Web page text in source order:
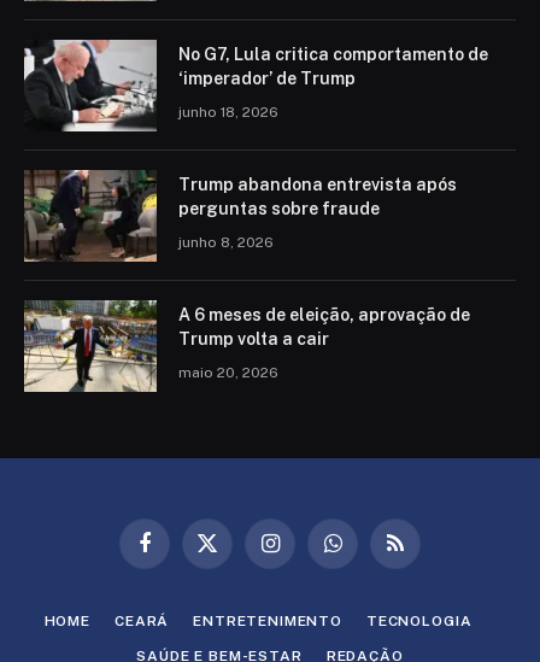
No G7, Lula critica comportamento de
‘imperador’ de Trump
junho 18, 2026
Trump abandona entrevista após
perguntas sobre fraude
junho 8, 2026
A 6 meses de eleição, aprovação de
Trump volta a cair
maio 20, 2026
Facebook
X
InstagramWhatsAppRSS
HOME CEARÁ ENTRETENIMENTO TECNOLOGIA
SAÚDE E BEM-ESTAR REDAÇÃO